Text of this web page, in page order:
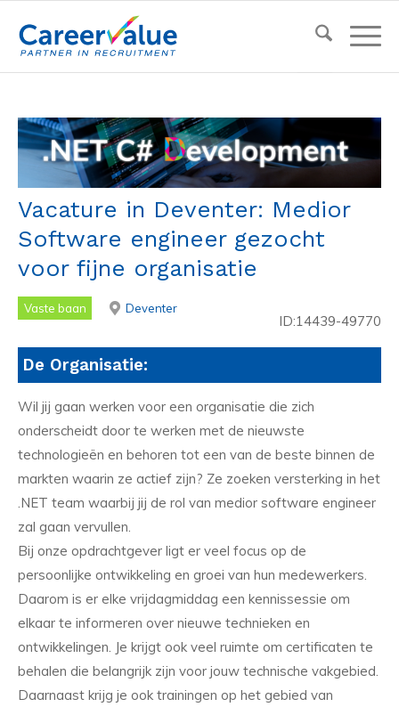
Vacature in Deventer: Medior
Software engineer gezocht
voor fijne organisatie
Vaste baan Deventer
ID:14439-49770
De Organisatie:
Wil jij gaan werken voor een organisatie die zich
onderscheidt door te werken met de nieuwste
technologieën en behoren tot een van de beste binnen de
markten waarin ze actief zijn? Ze zoeken versterking in het
.NET team waarbij jij de rol van medior software engineer
zal gaan vervullen.
Bij onze opdrachtgever ligt er veel focus op de
persoonlijke ontwikkeling en groei van hun medewerkers.
Daarom is er elke vrijdagmiddag een kennissessie om
elkaar te informeren over nieuwe technieken en
ontwikkelingen. Je krijgt ook veel ruimte om certificaten te
behalen die belangrijk zijn voor jouw technische vakgebied.
Daarnaast krijg je ook trainingen op het gebied van